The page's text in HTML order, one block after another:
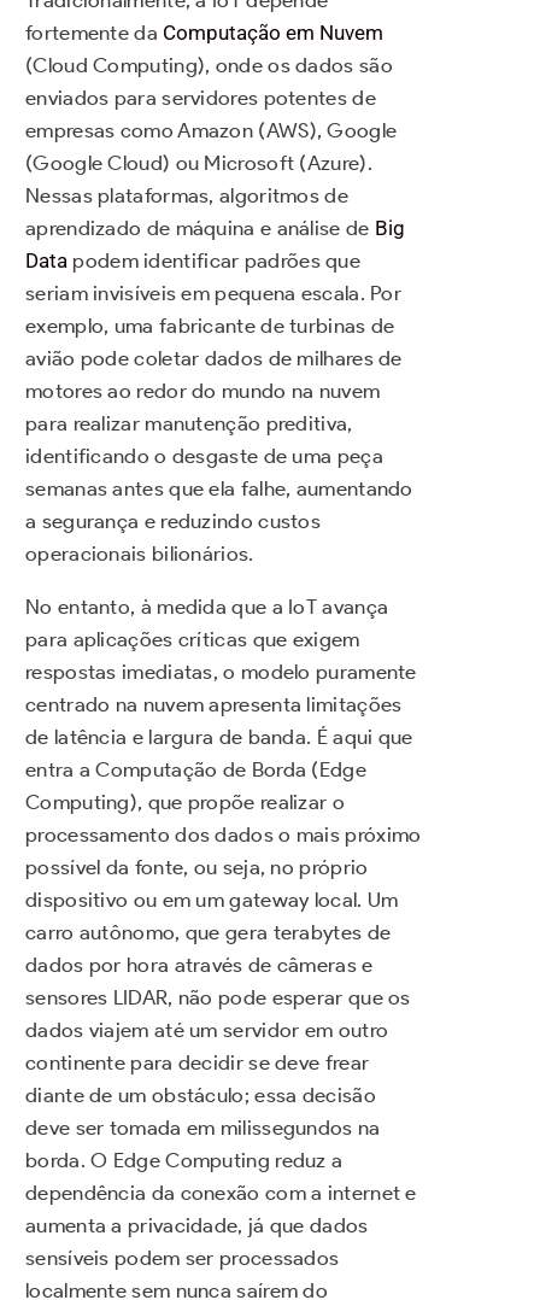
fortemente da Computação em Nuvem
(Cloud Computing), onde os dados são
enviados para servidores potentes de
empresas como Amazon (AWS), Google
(Google Cloud) ou Microsoft (Azure).
Nessas plataformas, algoritmos de
aprendizado de máquina e análise de Big
Data podem identificar padrões que
seriam invisíveis em pequena escala. Por
exemplo, uma fabricante de turbinas de
avião pode coletar dados de milhares de
motores ao redor do mundo na nuvem
para realizar manutenção preditiva,
identificando o desgaste de uma peça
semanas antes que ela falhe, aumentando
a segurança e reduzindo custos
operacionais bilionários.
No entanto, à medida que a IoT avança
para aplicações críticas que exigem
respostas imediatas, o modelo puramente
centrado na nuvem apresenta limitações
de latência e largura de banda. É aqui que
entra a Computação de Borda (Edge
Computing), que propõe realizar o
processamento dos dados o mais próximo
possível da fonte, ou seja, no próprio
dispositivo ou em um gateway local. Um
carro autônomo, que gera terabytes de
dados por hora através de câmeras e
sensores LIDAR, não pode esperar que os
dados viajem até um servidor em outro
continente para decidir se deve frear
diante de um obstáculo; essa decisão
deve ser tomada em milissegundos na
borda. O Edge Computing reduz a
dependência da conexão com a internet e
aumenta a privacidade, já que dados
sensíveis podem ser processados
localmente sem nunca saírem do